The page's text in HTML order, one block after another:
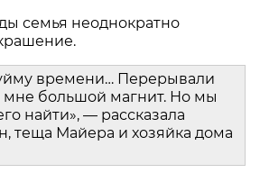
семья неоднократно
времени… Перерывали
мне большой магнит. Но мы
найти», — рассказала
теща Майера и хозяйка дома